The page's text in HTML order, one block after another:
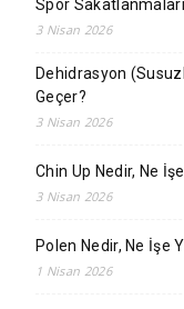
Spor
3 Nisan 2026
Dehidrasyon
Geçer?
3 Nisan 2026
Chin Up Nedir, Ne
3 Nisan 2026
Polen Nedir, Ne İşe
1 Nisan 2026